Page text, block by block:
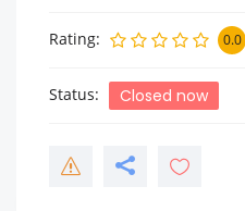
Rating 0.0
Status Closed now